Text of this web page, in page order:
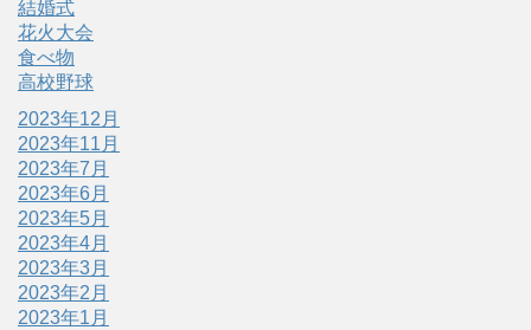
結婚式
花火大会
食べ物
高校野球
2023年12月
2023年11月
2023年7月
2023年6月
2023年5月
2023年4月
2023年3月
2023年2月
2023年1月